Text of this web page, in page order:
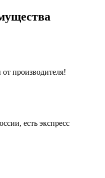
производителя!
есть экспресс